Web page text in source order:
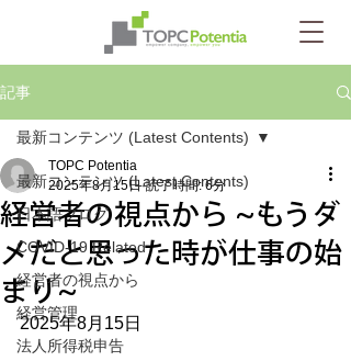
記事
最新コンテンツ (Latest Contents)
日本語ブログ
COVID-19 Related
経営者の視点から
経営管理
法人所得税申告
最新コンテンツ (Latest Contents)
経営者の視点から ~もうダ
メだと思った時が仕事の始
まり~
TOPC Potentia
2025年8月15日 読了時間: 6分
2025年8月15日